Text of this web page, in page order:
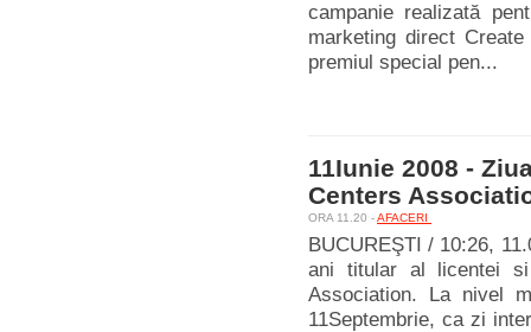
campanie realizată
marketing direct
premiul special pen...
11Iunie 2008 -
Centers
ORA 11.20 -AFACERI
BUCUREŞTI / 10:26,
ani titular al licentei
Association. La nivel
11Septembrie, ca zi